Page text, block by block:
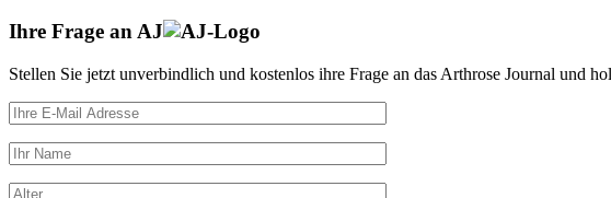
Ihre Frage an AJ
Stellen Sie jetzt unverbindlich und kostenlos ihre Frage an das Arthrose Journal und